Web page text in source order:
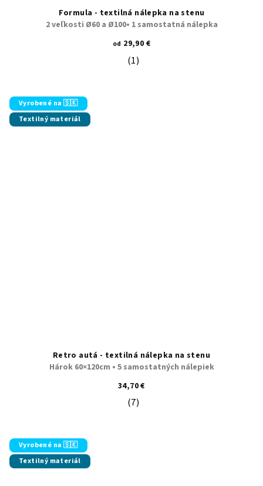
Formula - textilná nálepka na stenu
2 veľkosti Ø60 a Ø100• 1 samostatná nálepka
od 29,90 €
Priemerné hodnotenie produktu
(1)
Vyrobené na 🇸🇰
Textilný materiál
Retro autá - textilná nálepka na stenu
Hárok 60×120cm • 5 samostatných nálepiek
34,70 €
Priemerné hodnotenie produktu
(7)
Vyrobené na 🇸🇰
Textilný materiál